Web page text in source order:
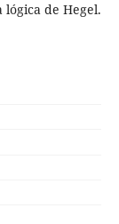
lógica de Hegel.